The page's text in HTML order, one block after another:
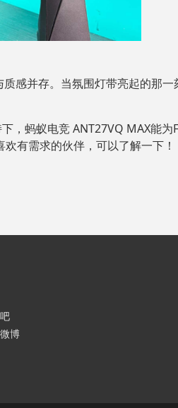
感并存。当氛围灯带亮起的那一
蚂蚁电竞 ANT27VQ MAX能
有需求的伙伴，可以了解一下！
博